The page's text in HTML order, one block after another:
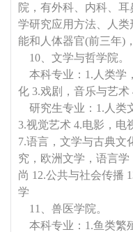
院，有外科、内科、
学研究应用方法、人
能和人体器官(前三年)
10、文学与哲学院。
本科专业：1.人类学
化 3.戏剧，音乐与艺术
研究生专业：1.人类
3.视觉艺术 4.电影，电
7.语言，文学与古典文
究，欧洲文学，语言学
尚 12.公共与社会传播
学
11、兽医学院。
本科专业：1.鱼类繁